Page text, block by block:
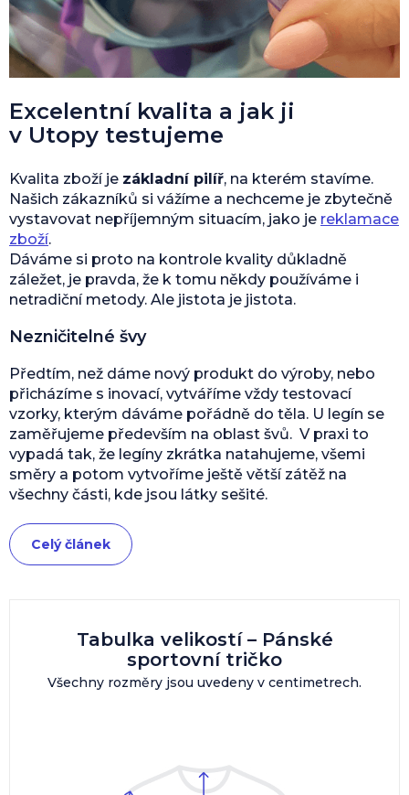
Tabulka velikostí – Pánské
sportovní tričko
Všechny rozměry jsou uvedeny v centimetrech.
Excelentní kvalita a jak ji
v Utopy testujeme
Kvalita zboží je základní pilíř, na kterém stavíme.
Našich zákazníků si vážíme a nechceme je zbytečně
vystavovat nepříjemným situacím, jako je reklamace
zboží.
Dáváme si proto na kontrole kvality důkladně
záležet, je pravda, že k tomu někdy používáme i
netradiční metody. Ale jistota je jistota.
Nezničitelné švy
Předtím, než dáme nový produkt do výroby, nebo
přicházíme s inovací, vytváříme vždy testovací
vzorky, kterým dáváme pořádně do těla. U legín se
zaměřujeme především na oblast švů. V praxi to
vypadá tak, že legíny zkrátka natahujeme, všemi
směry a potom vytvoříme ještě větší zátěž na
všechny části, kde jsou látky sešité.
Celý článek